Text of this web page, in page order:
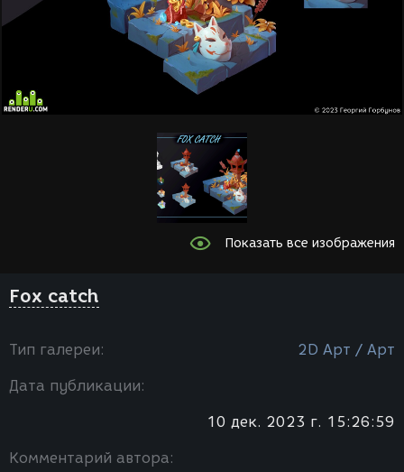
Показать все изображения
Fox catch
Тип галереи: 2D Арт / Арт
Дата публикации:
10 дек. 2023 г. 15:26:59
Комментарий автора: